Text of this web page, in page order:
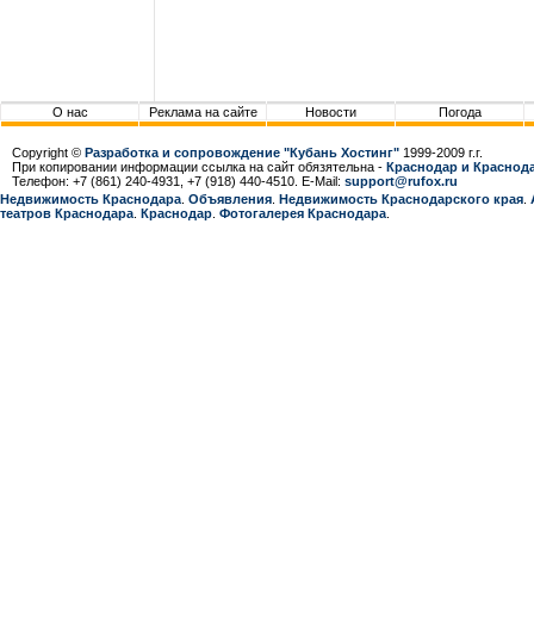
О нас Реклама на сайте Новости Погода
Copyright © Разработка и сопровождение "Кубань Хостинг" 1999-2009 г.г.
При копировании информации ссылка на сайт обязятельна - Краснодар и
Телефон: +7 (861) 240-4931, +7 (918) 440-4510. E-Mail: support@rufox.ru
Недвижимость Краснодара Объявления Недвижимость Краснодарcкого края
театров Краснодара Краснодар Фотогалерея Краснодара